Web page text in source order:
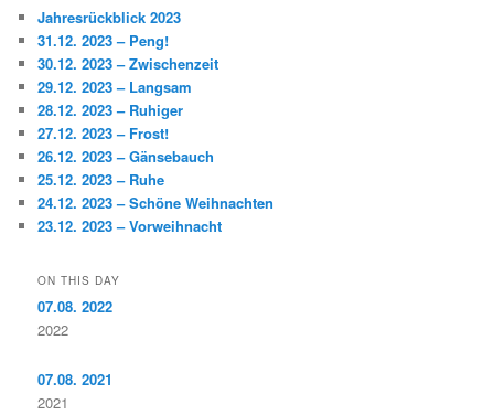
Jahresrückblick 2023
31.12. 2023 – Peng!
30.12. 2023 – Zwischenzeit
29.12. 2023 – Langsam
28.12. 2023 – Ruhiger
27.12. 2023 – Frost!
26.12. 2023 – Gänsebauch
25.12. 2023 – Ruhe
24.12. 2023 – Schöne Weihnachten
23.12. 2023 – Vorweihnacht
ON THIS DAY
07.08. 2022
2022
07.08. 2021
2021